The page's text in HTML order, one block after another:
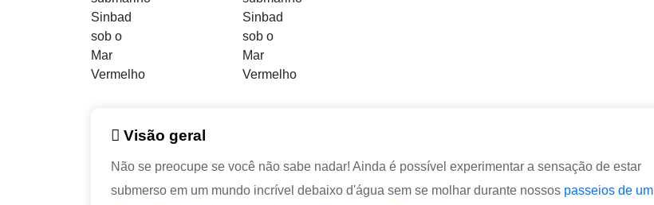
Visão geral
Não se preocupe se você não sabe nadar! Ainda é possível experimentar a sensação de estar
submerso em um mundo incrível debaixo d'água sem se molhar durante nossos passeios de um